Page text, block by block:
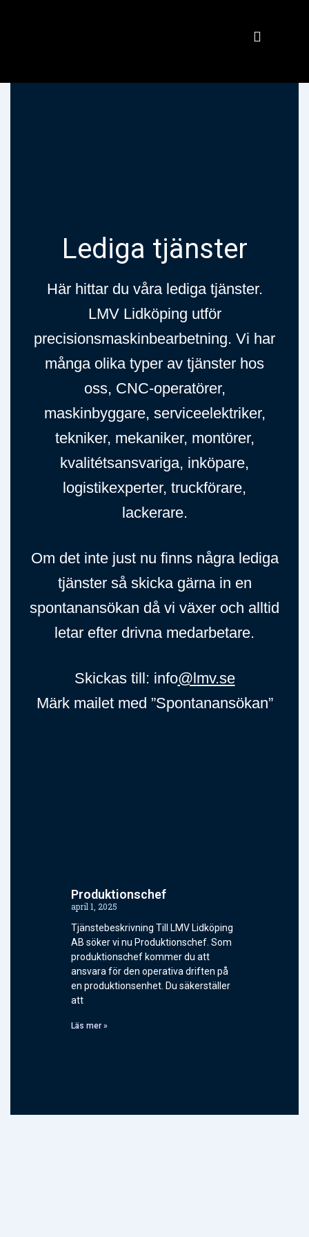
Lediga tjänster
Här hittar du våra lediga tjänster.
LMV Lidköping utför
precisionsmaskinbearbetning. Vi har
många olika typer av tjänster hos
oss, CNC-operatörer,
maskinbyggare, serviceelektriker,
tekniker, mekaniker, montörer,
kvalitétsansvariga, inköpare,
logistikexperter, truckförare,
lackerare.
Om det inte just nu finns några lediga
tjänster så skicka gärna in en
spontanansökan då vi växer och alltid
letar efter drivna medarbetare.
Skickas till: info@lmv.se
Märk mailet med ”Spontanansökan”
Produktionschef
april 1, 2025
Tjänstebeskrivning Till LMV Lidköping
AB söker vi nu Produktionschef. Som
produktionschef kommer du att
ansvara för den operativa driften på
en produktionsenhet. Du säkerställer
att
Läs mer »